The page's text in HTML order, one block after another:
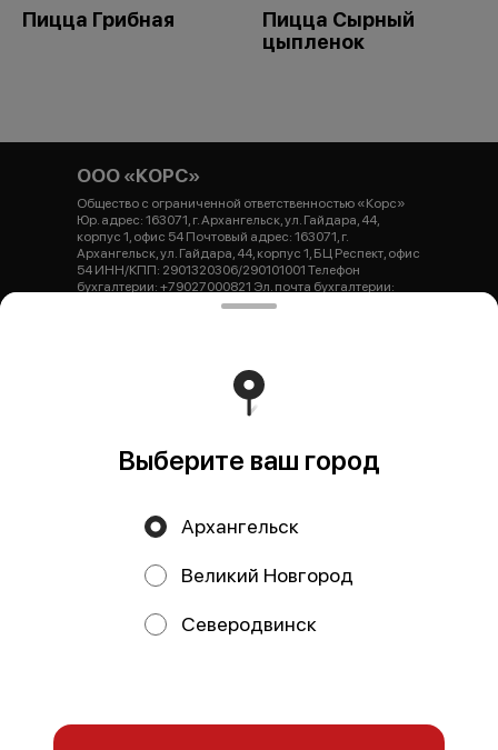
аналитических сервисов согласно нашейполитике
конфиденциальности
Пицца Грибная
Пицца Сырный
цыпленок
ООО «КОРС»
Общество с ограниченной ответственностью «Корс»
Юр. адрес: 163071, г. Архангельск, ул. Гайдара, 44,
корпус 1, офис 54 Почтовый адрес: 163071, г.
Архангельск, ул. Гайдара, 44, корпус 1, БЦ Респект, офис
54 ИНН/КПП: 2901320306/290101001 Телефон
бухгалтерии: +79027000821 Эл. почта бухгалтерии:
buh.dsverona@gmail.com ОГРНИП: 1252900000440 Р/
Николаевна dsverona@gmail.com
Работает на эффективном ядре
Политика конфиденциальности
Выберите ваш город
Архангельск
Великий Новгород
Северодвинск